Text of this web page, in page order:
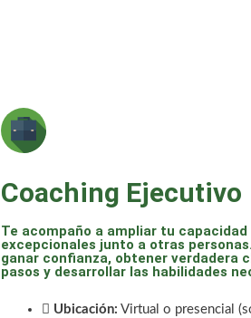
Coaching Ejecutivo
Te acompaño a ampliar tu
excepcionales junto a otras
ganar confianza, obtener verdadera
pasos y desarrollar las habilidades
Ubicación: Virtual o presencial